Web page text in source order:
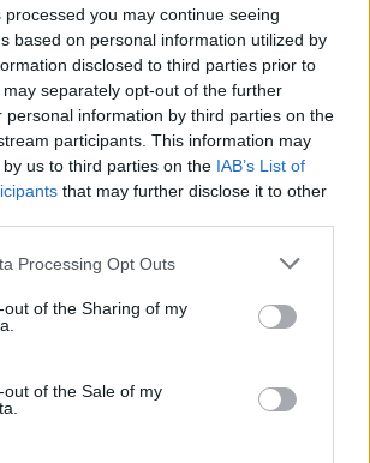
you may continue seeing
based on personal information utilized by
disclosed to third parties prior to
separately opt-out of the further
personal information by third parties on the
participants. This information may
us to third parties on the IAB’s List of
that may further disclose it to other
Processing Opt Outs
out of the Sharing of my
out of the Sale of my
της βιοασφάλειας
Χρηματοοικονομικός σύμβουλος
είσοδο στην πολωνική αγορά